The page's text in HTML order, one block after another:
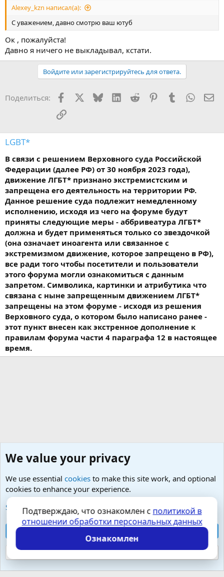
Alexey_kzn написал(а):
С уважением, давно смотрю ваш ютуб
Ок , пожалуйста!
Давно я ничего не выкладывал, кстати.
Войдите или зарегистрируйтесь для ответа.
Поделиться: Facebook BlueskyLinkedIn
Reddit PinterestTumblr
Ссылка
LGBT*
В связи с решением Верховного суда Российской
Федерации (далее РФ) от 30 ноября 2023 года),
движение ЛГБТ* признано экстремистским и
запрещена его деятельность на территории РФ.
Данное решение суда подлежит немедленному
исполнению, исходя из чего на форуме будут
приняты следующие меры - аббривеатура ЛГБТ*
должна и будет применяться только со звездочкой
(она означает иноагента или связанное с
экстремизмом движение, которое запрещено в РФ),
все ради того чтобы посетители и пользователи
этого форума могли ознакомиться с данным
запретом. Символика, картинки и атрибутика что
связана с ныне запрещенным движением ЛГБТ*
запрещены на этом форуме - исходя из решения
Верховного суда, о котором было написано ранее -
этот пункт внесен как экстренное дополнение к
правилам форума части 4 параграфа 12 в настоящее
время.
Любые вопросы от Гостей - анонимно
Cookies
Russian (RU)
Условия и правила
Политика конфиденциальности
Помощь
S
S
Локализация отXenForo.Info
We value your privacy
We use essential cookies to make this site work, and optional
cookies to enhance your experience.
See further information and configure your preferences
Reject optional cookies
Подтверждаю, что ознакомлен с политикой в
отношении обработки персональных данных
Ознакомлен